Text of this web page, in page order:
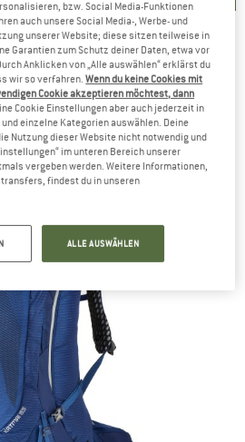
65 Plus -
bzw. Social Media-Funktionen
auch unsere Social Media-, Werbe- und
unserer Website; diese sitzen teilweise in
Garantien zum Schutz deiner Daten, etwa vor
Anklicken von „Alle auswählen“ erklärst du
wir so verfahren.Wenn du keine Cookies mit
Cookie akzeptieren möchtest, dann
Cookie Einstellungen aber auch jederzeit in
einzelne Kategorien auswählen. Deine
Nutzung dieser Website nicht notwendig und
im unteren Bereich unserer
vergeben werden. Weitere Informationen,
findest du in unseren
ALLE AUSWÄHLEN